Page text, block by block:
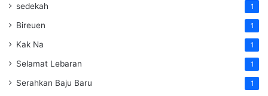
sedekah 1
Bireuen 1
Kak Na 1
Selamat Lebaran 1
Serahkan Baju Baru 1